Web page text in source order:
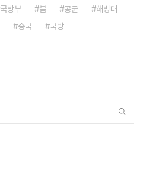
국방부 붐 공군
해병대
중국 국방